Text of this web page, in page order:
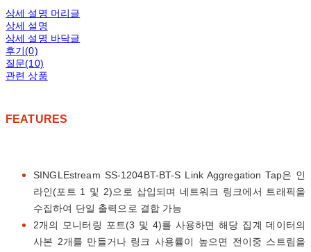
상세 설명 머리글
상세 설명
상세 설명 바닥글
후기(0)
질문(10)
관련 상품
FEATURES
SINGLEstream SS-1204BT-BT-S Link Aggregation Tap은 인
라인(포트 1 및 2)으로 삽입되며 네트워크 링크에서 트래픽을
수집하여 단일 출력으로 결합 가능
2개의 모니터링 포트(3 및 4)를 사용하면 해당 집계 데이터의
사본 2개를 만들거나 링크 사용률이 높으면 전이중 스트림을